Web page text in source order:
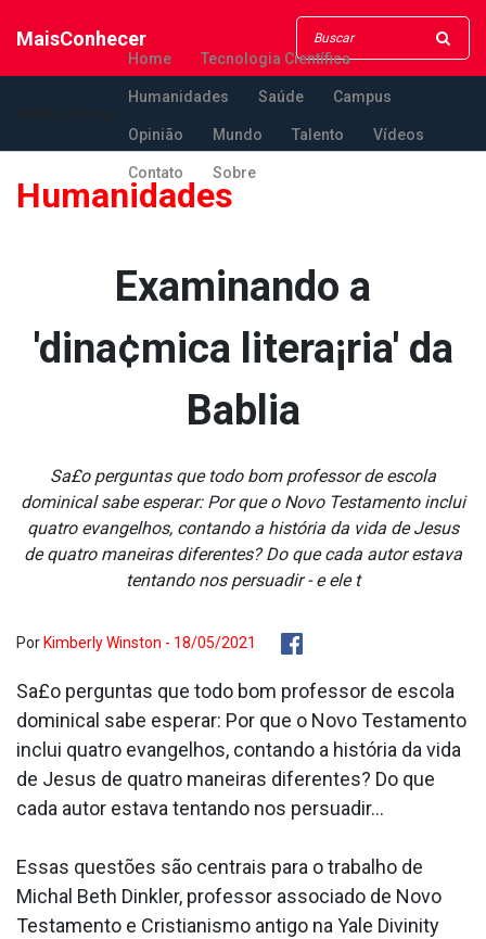
MaisConhecer
Home Tecnologia Científica
Humanidades Saúde Campus
Opinião Mundo Talento Vídeos
Contato Sobre
Humanidades
Examinando a
'dina¢mica litera¡ria' da
Ba­blia
Sa£o perguntas que todo bom professor de escola
dominical sabe esperar: Por que o Novo Testamento inclui
quatro evangelhos, contando a história da vida de Jesus
de quatro maneiras diferentes? Do que cada autor estava
tentando nos persuadir - e ele t
Por Kimberly Winston - 18/05/2021
Sa£o perguntas que todo bom professor de escola
dominical sabe esperar: Por que o Novo Testamento
inclui quatro evangelhos, contando a história da vida
de Jesus de quatro maneiras diferentes? Do que
cada autor estava tentando nos persuadir...
Essas questões são centrais para o trabalho de
Michal Beth Dinkler, professor associado de Novo
Testamento e Cristianismo antigo na Yale Divinity